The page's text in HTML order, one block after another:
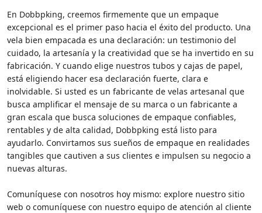
En Dobbpking, creemos firmemente que un empaque
excepcional es el primer paso hacia el éxito del producto. Una
vela bien empacada es una declaración: un testimonio del
cuidado, la artesanía y la creatividad que se ha invertido en su
fabricación. Y cuando elige nuestros tubos y cajas de papel,
está eligiendo hacer esa declaración fuerte, clara e
inolvidable. Si usted es un fabricante de velas artesanal que
busca amplificar el mensaje de su marca o un fabricante a
gran escala que busca soluciones de empaque confiables,
rentables y de alta calidad, Dobbpking está listo para
ayudarlo. Convirtamos sus sueños de empaque en realidades
tangibles que cautiven a sus clientes e impulsen su negocio a
nuevas alturas.
Comuníquese con nosotros hoy mismo: explore nuestro sitio
web o comuníquese con nuestro equipo de atención al cliente